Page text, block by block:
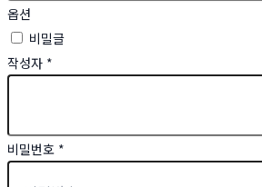
옵션
비밀글
작성자 *
비밀번호 *